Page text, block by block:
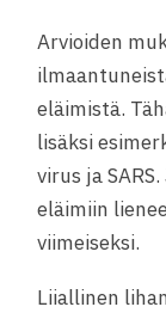
Arvioiden
eläimistä.
lisäksi
virus ja
eläimiin
viimeiseksi.
Liiallinen